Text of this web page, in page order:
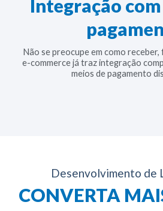
Integração
Não se preocupe em como receber,
e-commerce já traz integração
meios de pagamento
Desenvolvimento de
CONVERTA